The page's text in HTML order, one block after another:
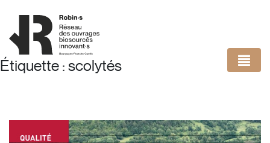
Étiquette :scolytés